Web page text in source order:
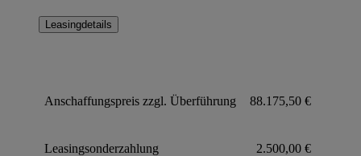
Leasingdetails
Anschaffungspreis zzgl. Überführung 88.175,50 €
Leasingsonderzahlung 2.500,00 €